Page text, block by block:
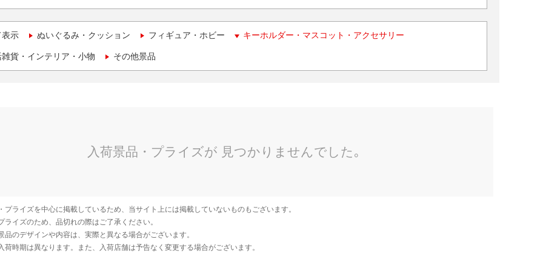
表示 ぬいぐるみ・クッション フィギュア・ホビー キーホルダー・マスコット・アクセサリー
貨・インテリア・小物 その他景品